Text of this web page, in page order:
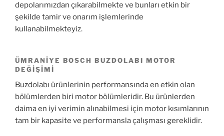
depolarımızdan çıkarabilmekte ve bunları etkin bir
şekilde tamir ve onarım işlemlerinde
kullanabilmekteyiz.
ÜMRANIYE BOSCH BUZDOLABI MOTOR
DEĞIŞIMI
Buzdolabı ürünlerinin performansında en etkin olan
bölümlerden biri motor bölümleridir. Bu ürünlerden
daima en iyi verimin alınabilmesi için motor kısımlarının
tam bir kapasite ve performansla çalışması gereklidir.